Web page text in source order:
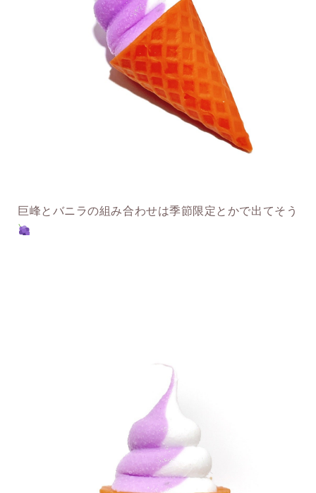
巨峰とバニラの組み合わせは季節限定とかで出てそう